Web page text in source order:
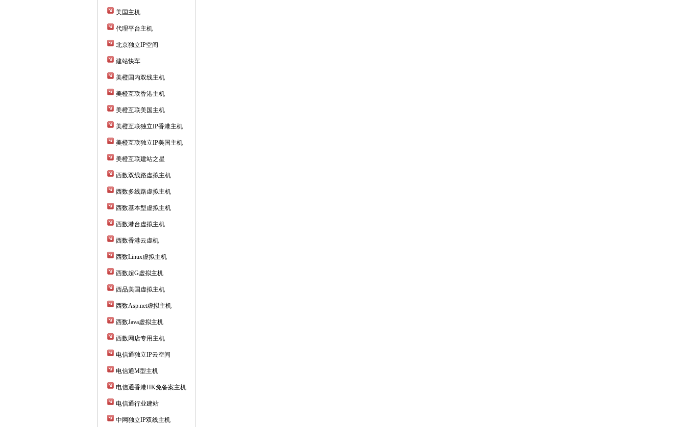
美国主机
代理平台主机
北京独立IP空间
建站快车
美橙国内双线主机
美橙互联香港主机
美橙互联美国主机
美橙互联独立IP香港主机
美橙互联独立IP美国主机
美橙互联建站之星
西数双线路虚拟主机
西数多线路虚拟主机
西数基本型虚拟主机
西数港台虚拟主机
西数香港云虚机
西数Linux虚拟主机
西数超G虚拟主机
西品美国虚拟主机
西数Asp.net虚拟主机
西数Java虚拟主机
西数网店专用主机
电信通独立IP云空间
电信通M型主机
电信通香港HK免备案主机
电信通行业建站
中网独立IP双线主机